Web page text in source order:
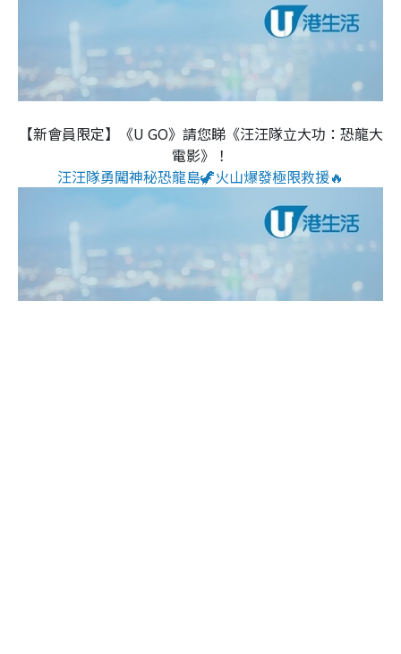
【新會員限定】《U GO》請您睇《汪汪隊立大功：恐龍大
電影》！
汪汪隊勇闖神秘恐龍島🦖火山爆發極限救援🔥